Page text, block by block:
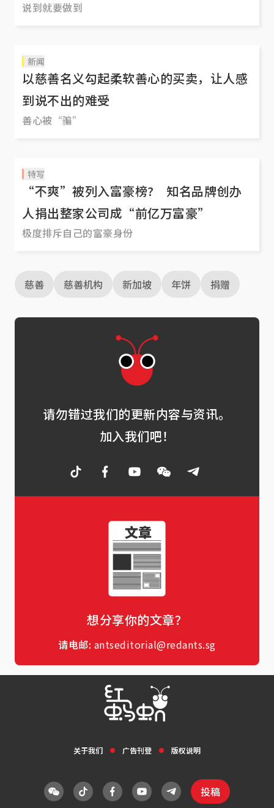
说到就要做到
新闻
以慈善名义勾起柔软善心的买卖，让人感
到说不出的难受
善心被“骗”
特写
“不爽”被列入富豪榜? 知名品牌创办
人捐出整家公司成“前亿万富豪”
极度排斥自己的富豪身份
慈善 慈善机构 新加坡 年饼 捐赠
请勿错过我们的更新内容与资讯。
加入我们吧！
想分享你的文章？
请电邮: antseditorial@redants.sg
关于我们 广告刊登 版权说明
投稿